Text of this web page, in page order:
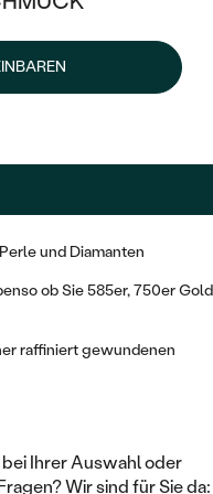
innerhalb von 24
und Diamanten
ob Sie 585er, 750er Gold
raffiniert gewundenen
Ihrer Auswahl oder
Wir sind für Sie da: